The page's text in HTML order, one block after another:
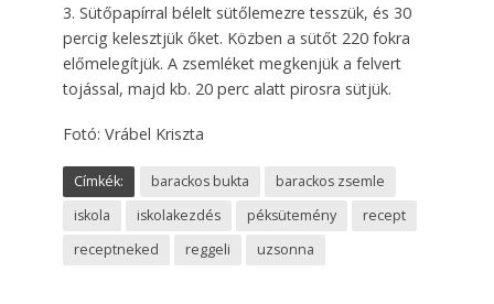
3. Sütőpapírral bélelt sütőlemezre tesszük, és 30
percig kelesztjük őket. Közben a sütőt 220 fokra
előmelegítjük. A zsemléket megkenjük a felvert
tojással, majd kb. 20 perc alatt pirosra sütjük.
Fotó: Vrábel Kriszta
Címkék: barackos bukta
barackos zsemle
iskola
iskolakezdés péksütemény
recept
receptneked
reggeli uzsonna